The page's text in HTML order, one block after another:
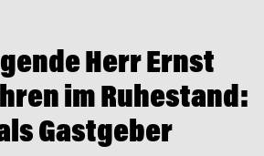
Herr Ernst
im Ruhestand:
Gastgeber